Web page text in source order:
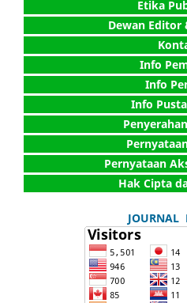
Etika
Dewan Editor
Info
Info
Info
Pernyataan
Hak Cipta
JOURNAL